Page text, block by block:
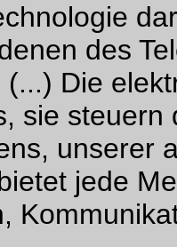
des
Die
sie
unserer
jede